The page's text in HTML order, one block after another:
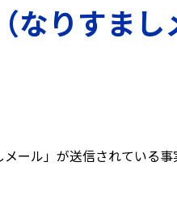
なりすま
ール」が送信されている